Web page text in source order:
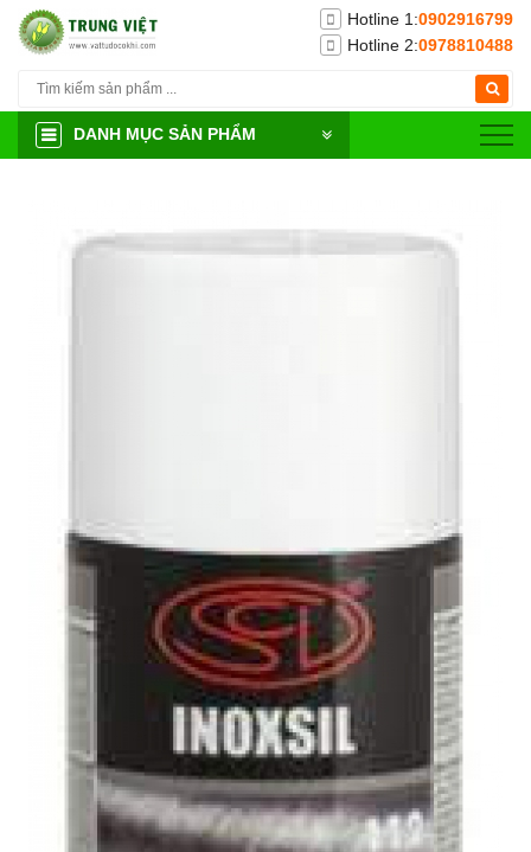
Hotline 1:0902916799
Hotline 2:0978810488
DANH MỤC SẢN PHẨM